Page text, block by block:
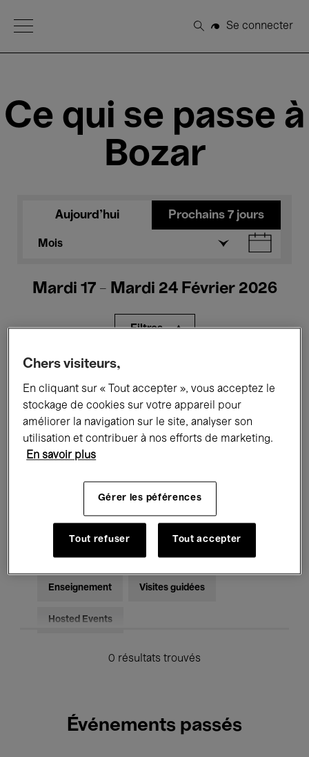
Open Menu
Rechercher
Se connecter
Ce qui se passe à
Bozar
Aujourd'hui Prochains 7 jours
Mois
Mardi 17 - Mardi 24 Février 2026
Filtres
Expositions Films Performances
Rencontres & Débats Jazz
Musique électronique
Pour tous Kids’ Palace
Enseignement Visites guidées
Hosted Events
0 résultats trouvés
Événements passés
Chers visiteurs,
En cliquant sur « Tout accepter », vous acceptez le
stockage de cookies sur votre appareil pour
améliorer la navigation sur le site, analyser son
utilisation et contribuer à nos efforts de marketing.
En savoir plus
Gérer les péférences
Tout refuser Tout accepter